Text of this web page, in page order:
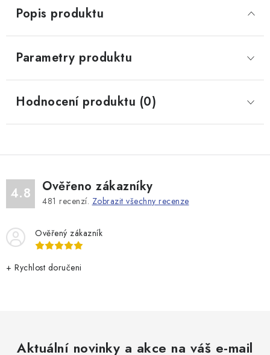
Popis produktu
Parametry produktu
Hodnocení produktu (0)
4.8 Ověřeno zákazníky
481 recenzí. Zobrazit všechny recenze
Ověřený zákazník
+ Rychlost doručeni
Aktuální novinky a akce na váš e-mail